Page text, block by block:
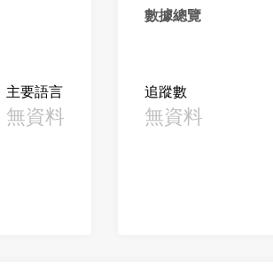
主要語言
無資料
數據總覽
追蹤數
無資料